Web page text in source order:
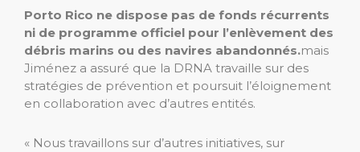
Porto Rico ne dispose pas de fonds récurrents
ni de programme officiel pour l’enlèvement des
débris marins ou des navires abandonnés.mais
Jiménez a assuré que la DRNA travaille sur des
stratégies de prévention et poursuit l’éloignement
en collaboration avec d’autres entités.
« Nous travaillons sur d’autres initiatives, sur